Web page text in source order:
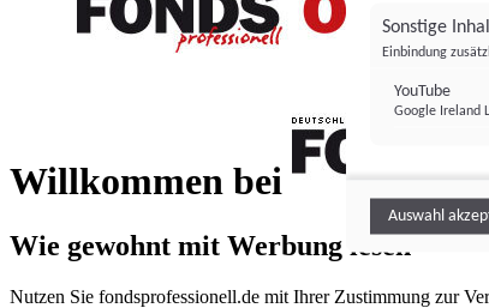
Willkommen bei
FONDS
Wie gewohnt mit Werbung lesen
Nutzen Sie fondsprofessionell.de mit Ihrer Zustimmung zur
Sonstige
Einbindung
YouTube
Google Ireland
Auswahl